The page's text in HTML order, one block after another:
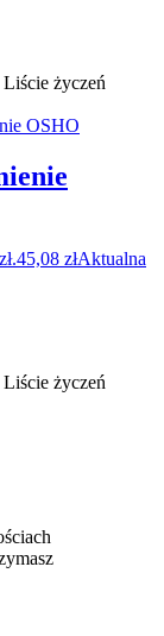
życzeń
45,08 złAktualna
życzeń